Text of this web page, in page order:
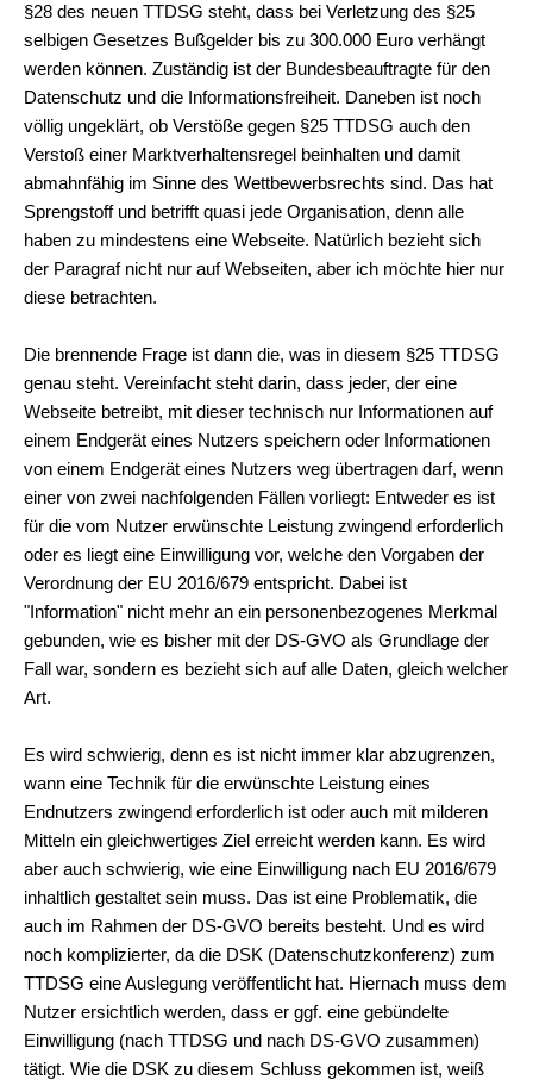
§28 des neuen TTDSG steht, dass bei Verletzung des §25
selbigen Gesetzes Bußgelder bis zu 300.000 Euro verhängt
werden können. Zuständig ist der Bundesbeauftragte für den
Datenschutz und die Informationsfreiheit. Daneben ist noch
völlig ungeklärt, ob Verstöße gegen §25 TTDSG auch den
Verstoß einer Marktverhaltensregel beinhalten und damit
abmahnfähig im Sinne des Wettbewerbsrechts sind. Das hat
Sprengstoff und betrifft quasi jede Organisation, denn alle
haben zu mindestens eine Webseite. Natürlich bezieht sich
der Paragraf nicht nur auf Webseiten, aber ich möchte hier nur
diese betrachten.
Die brennende Frage ist dann die, was in diesem §25 TTDSG
genau steht. Vereinfacht steht darin, dass jeder, der eine
Webseite betreibt, mit dieser technisch nur Informationen auf
einem Endgerät eines Nutzers speichern oder Informationen
von einem Endgerät eines Nutzers weg übertragen darf, wenn
einer von zwei nachfolgenden Fällen vorliegt: Entweder es ist
für die vom Nutzer erwünschte Leistung zwingend erforderlich
oder es liegt eine Einwilligung vor, welche den Vorgaben der
Verordnung der EU 2016/679 entspricht. Dabei ist
"Information" nicht mehr an ein personenbezogenes Merkmal
gebunden, wie es bisher mit der DS-GVO als Grundlage der
Fall war, sondern es bezieht sich auf alle Daten, gleich welcher
Art.
Es wird schwierig, denn es ist nicht immer klar abzugrenzen,
wann eine Technik für die erwünschte Leistung eines
Endnutzers zwingend erforderlich ist oder auch mit milderen
Mitteln ein gleichwertiges Ziel erreicht werden kann. Es wird
aber auch schwierig, wie eine Einwilligung nach EU 2016/679
inhaltlich gestaltet sein muss. Das ist eine Problematik, die
auch im Rahmen der DS-GVO bereits besteht. Und es wird
noch komplizierter, da die DSK (Datenschutzkonferenz) zum
TTDSG eine Auslegung veröffentlicht hat. Hiernach muss dem
Nutzer ersichtlich werden, dass er ggf. eine gebündelte
Einwilligung (nach TTDSG und nach DS-GVO zusammen)
tätigt. Wie die DSK zu diesem Schluss gekommen ist, weiß